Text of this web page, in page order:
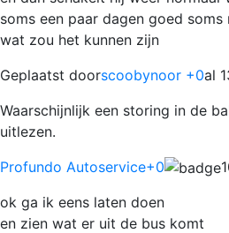
soms een paar dagen goed
wat zou het kunnen zijn
Geplaatst doorscoobynoor +0al
Waarschijnlijk een storing in de
uitlezen.
Profundo Autoservice+0
ok ga ik eens laten doen
en zien wat er uit de bus komt